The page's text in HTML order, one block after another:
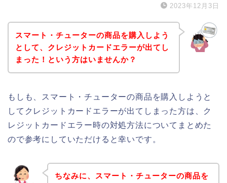
2023年12月3日
スマート・チューターの商品を購入しよう
として、クレジットカードエラーが出てし
まった！という方はいませんか？
もしも、スマート・チューターの商品を購入しようと
してクレジットカードエラーが出てしまった方は、ク
レジットカードエラー時の対処方法についてまとめた
ので参考にしていただけると幸いです。
ちなみに、スマート・チューターの商品を